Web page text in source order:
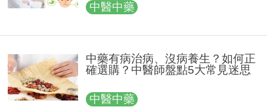
中醫中藥
中藥有病治病、沒病養生？如何正
確選購？中醫師盤點5大常見迷思
中醫中藥